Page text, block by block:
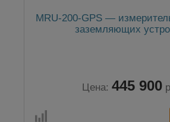
MRU-200-GPS —
заземляющих
Цена: 445 900